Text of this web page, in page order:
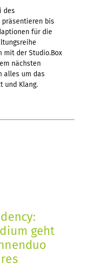
des
präsentieren bis
für die
mit der Studio.Box
nächsten
alles um das
und Klang.
geht